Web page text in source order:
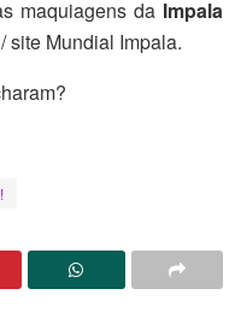
maquiagens da Impala
/ site Mundial Impala.